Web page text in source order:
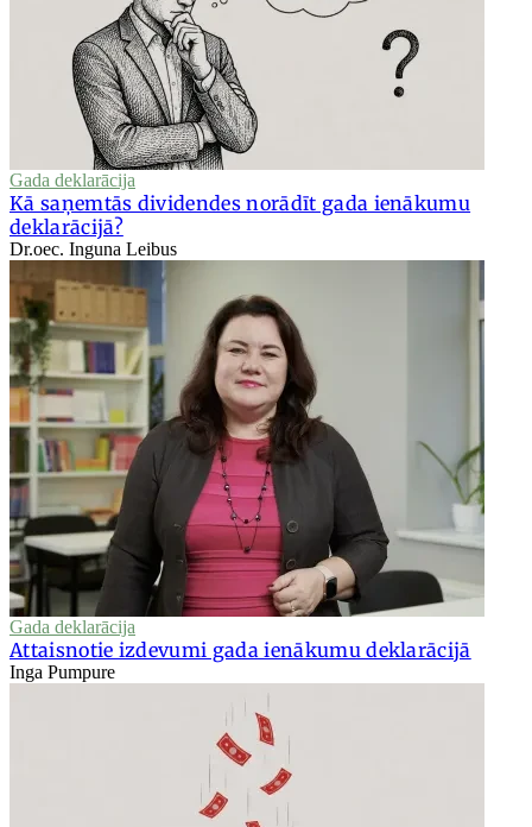
Gada deklarācija
Kā saņemtās dividendes norādīt gada ienākumu
deklarācijā?
Dr.oec. Inguna Leibus
Gada deklarācija
Attaisnotie izdevumi gada ienākumu deklarācijā
Inga Pumpure